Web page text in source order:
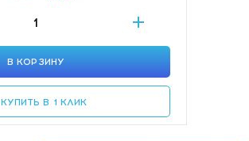
В КОРЗИНУ
КУПИТЬ В 1 КЛИК